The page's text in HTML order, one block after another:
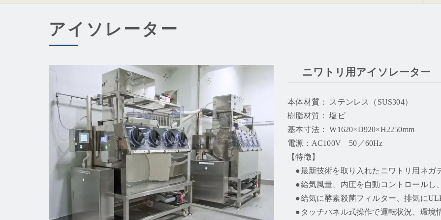
アイソレーター
ニワトリ用アイソレーター
本体材質： ステンレス（SUS304）
樹脂材質： 塩ビ
基本寸法： W1620×D920×H2250mm
電源：AC100V 50／60Hz
【特徴】
●最新技術を取り入れたニワトリ用ネガ
●給気風量、内圧を自動コントロールし
●給気に酵素殺菌フィルター、排気に
●タッチパネル式操作で運転状況、環境